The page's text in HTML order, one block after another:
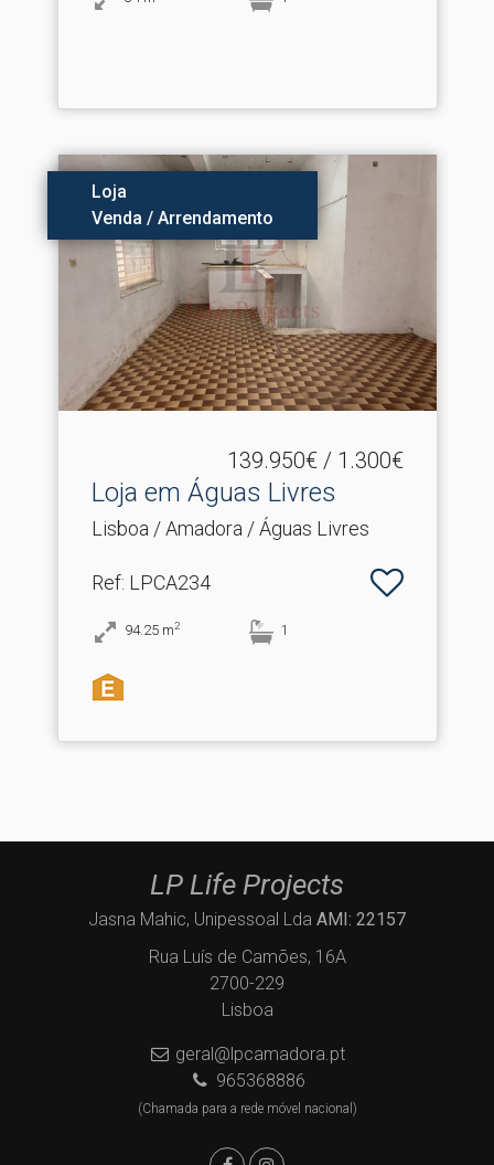
Loja
Venda / Arrendamento
139.950€ / 1.300€
Loja em Águas Livres
Lisboa / Amadora / Águas Livres
Ref: LPCA234
94.25 m2 1
LP Life Projects
Jasna Mahic, Unipessoal Lda AMI: 22157
Rua Luís de Camões, 16A
2700-229
Lisboa
geral@lpcamadora.pt
965368886
(Chamada para a rede móvel nacional)